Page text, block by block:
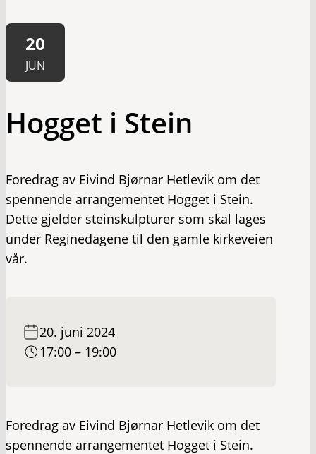
20
JUN
Hogget i Stein
Foredrag av Eivind Bjørnar Hetlevik om det
spennende arrangementet Hogget i Stein.
Dette gjelder steinskulpturer som skal lages
under Reginedagene til den gamle kirkeveien
vår.
20. juni 2024
17:00 – 19:00
Foredrag av Eivind Bjørnar Hetlevik om det
spennende arrangementet Hogget i Stein.